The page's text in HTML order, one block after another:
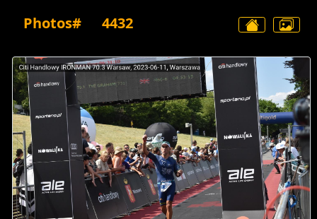
Photos# 4432